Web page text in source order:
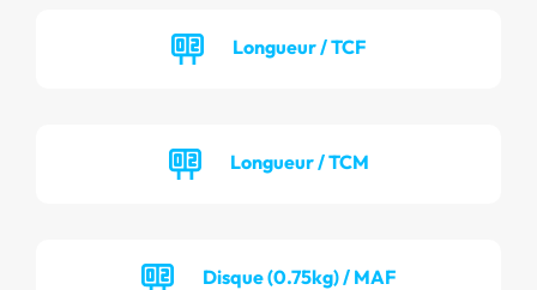
Longueur / TCF
Longueur / TCM
Disque (0.75kg) / MAF